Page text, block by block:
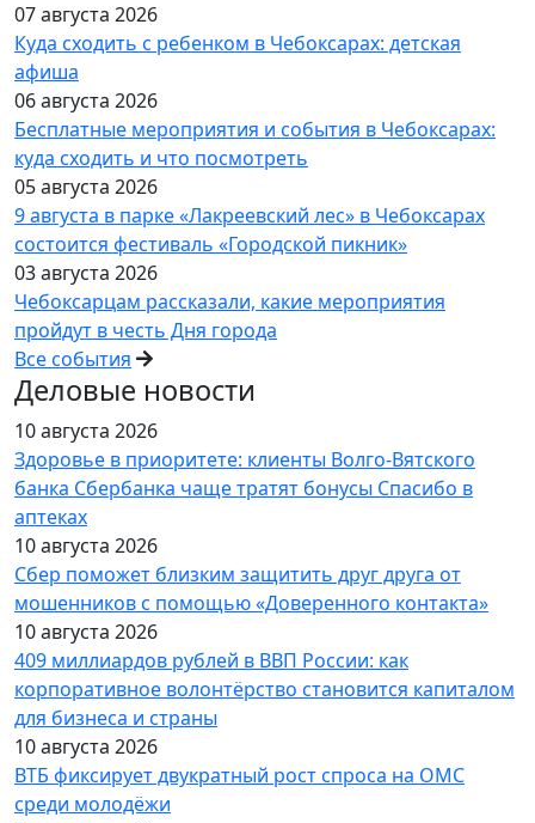
07 августа 2026
Куда сходить с ребенком в Чебоксарах: детская
афиша
06 августа 2026
Бесплатные мероприятия и события в Чебоксарах:
куда сходить и что посмотреть
05 августа 2026
9 августа в парке «Лакреевский лес» в Чебоксарах
состоится фестиваль «Городской пикник»
03 августа 2026
Чебоксарцам рассказали, какие мероприятия
пройдут в честь Дня города
Все события
Деловые новости
10 августа 2026
Здоровье в приоритете: клиенты Волго-Вятского
банка Сбербанка чаще тратят бонусы Спасибо в
аптеках
10 августа 2026
Сбер поможет близким защитить друг друга от
мошенников с помощью «Доверенного контакта»
10 августа 2026
409 миллиардов рублей в ВВП России: как
корпоративное волонтёрство становится капиталом
для бизнеса и страны
10 августа 2026
ВТБ фиксирует двукратный рост спроса на ОМС
среди молодёжи